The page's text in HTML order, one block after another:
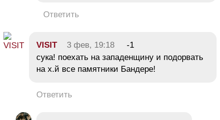
Ответить
VISIT 3 фев, 19:18
-1
сука! поехать на западенщину и подорвать
на х.й все памятники Бандере!
Ответить